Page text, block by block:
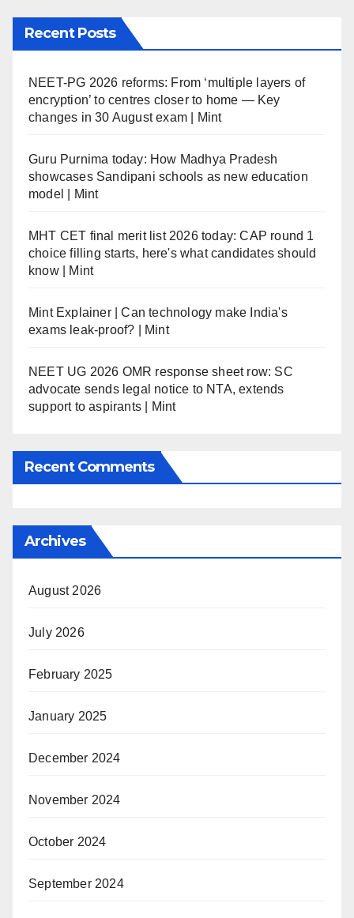
Recent Posts
NEET-PG 2026 reforms: From ‘multiple layers of
encryption’ to centres closer to home — Key
changes in 30 August exam | Mint
Guru Purnima today: How Madhya Pradesh
showcases Sandipani schools as new education
model | Mint
MHT CET final merit list 2026 today: CAP round 1
choice filling starts, here's what candidates should
know | Mint
Mint Explainer | Can technology make India's
exams leak-proof? | Mint
NEET UG 2026 OMR response sheet row: SC
advocate sends legal notice to NTA, extends
support to aspirants | Mint
Recent Comments
Archives
August 2026
July 2026
February 2025
January 2025
December 2024
November 2024
October 2024
September 2024